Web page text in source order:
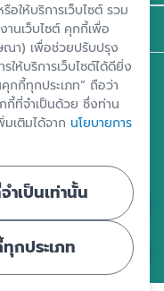
ซ์ ชั้น 25 - 27 เลขที่ 349
กรุงเทพฯ 10900
อให้บริการเว็บไซต์ รวม
านเว็บไซต์ คุกกี้เพื่อ
ษณา) เพื่อช่วยปรับปรุง
ให้บริการเว็บไซต์ได้ดียิ่ง
กกี้ทุกประเภท” ถือว่า
กี้ที่จำเป็นด้วย ซึ่งท่าน
เติมได้จาก นโยบายการ
เป็นเท่านั้น
กประเภท